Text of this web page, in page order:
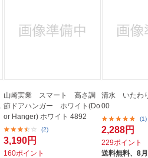
山崎実業 スマート 高さ調
節ドアハンガー ホワイト(Do
or Hanger) ホワイト 4892
(2)
3,190円
160ポイント
清水 いたわ
00
(1)
2,288円
229ポイント
送料無料、8